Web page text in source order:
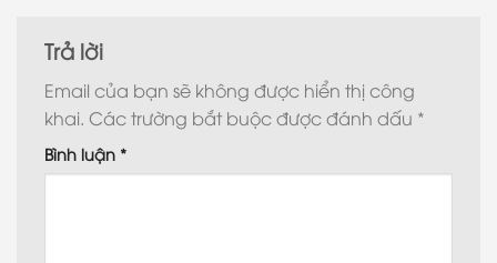
Trả lời
Email của bạn sẽ không được hiển thị công
khai. Các trường bắt buộc được đánh dấu *
Bình luận *